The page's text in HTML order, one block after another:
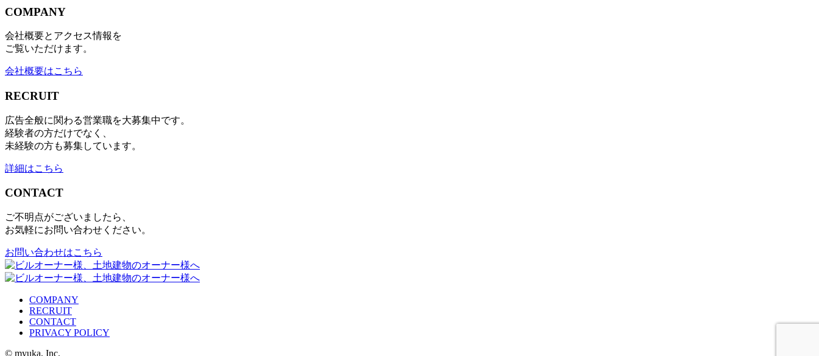
COMPANY
会社概要とアクセス情報を
ご覧いただけます。
会社概要はこちら
RECRUIT
広告全般に関わる営業職を大募集中です。
経験者の方だけでなく、
未経験の方も募集しています。
詳細はこちら
CONTACT
ご不明点がございましたら、
お気軽にお問い合わせください。
お問い合わせはこちら
COMPANY
RECRUIT
CONTACT
PRIVACY POLICY
© myuka, Inc.